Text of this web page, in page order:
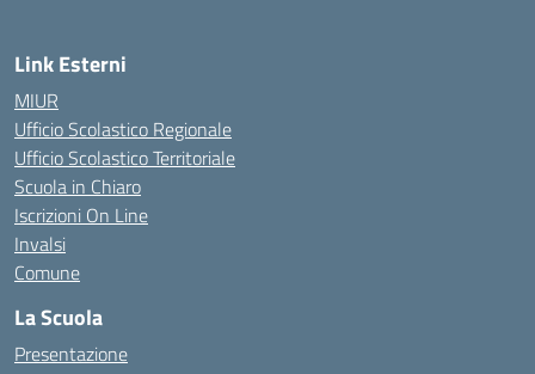
Link Esterni
MIUR
Ufficio Scolastico Regionale
Ufficio Scolastico Territoriale
Scuola in Chiaro
Iscrizioni On Line
Invalsi
Comune
La Scuola
Presentazione